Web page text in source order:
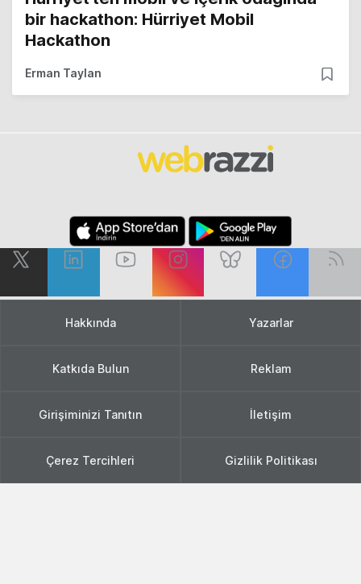
bir hackathon: Hürriyet Mobil
Hackathon
Erman Taylan
Hakkında Yazarlar
Katkıda Bulun Reklam
Girişiminizi Tanıtın İletişim
Çerez Tercihleri Gizlilik Politikası